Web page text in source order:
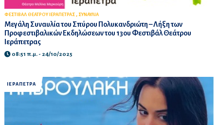
ΦΕΣΤΙΒΑΛ ΘΕΑΤΡΟΥ ΙΕΡΑΠΕΤΡΑΣ , ΣΥΝΑΥΛΙΑ
Μεγάλη Συναυλία του Σπύρου Πολυκανδριώτη – Λήξη των
Προφεστιβαλικών Εκδηλώσεων του 13ου Φεστιβάλ Θεάτρου
Ιεράπετρας
08:51 π.μ. - 24/10/2025
ΙΕΡΑΠΕΤΡΑ